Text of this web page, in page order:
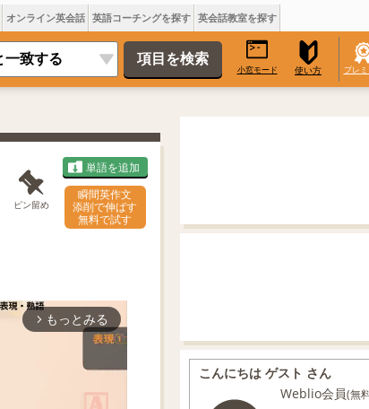
オンライン英会話 英語コーチングを探す 英会話教室を探す
小窓モード 使い方 プレ
ピン留め
単語を追加
瞬間英作文
添削で伸ばす
無料で試す
arrow_forward_ios もっとみる
こんにちは ゲスト さん
Weblio会員(無